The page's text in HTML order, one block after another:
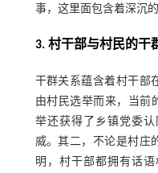
事，这里面包含着深沉
3. 村干部与村民的干
干群关系蕴含着村干部
由村民选举而来，当前
举还获得了乡镇党委
威。其二，不论是村庄
明，村干部都拥有话